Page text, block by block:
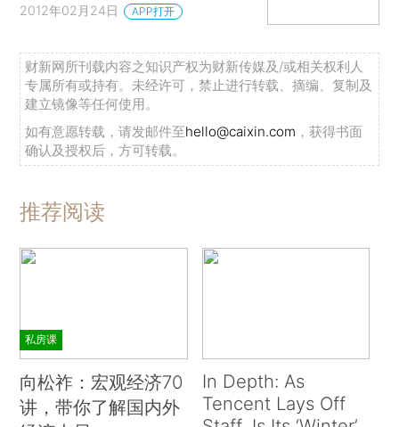
2012年02月24日 APP打开
财新网所刊载内容之知识产权为财新传媒及/或相关权利人
专属所有或持有。未经许可，禁止进行转载、摘编、复制及
建立镜像等任何使用。
如有意愿转载，请发邮件至hello@caixin.com ，获得书面
确认及授权后，方可转载。
推荐阅读
私房课
向松祚：宏观经济70
讲，带你了解国内外
In Depth: As
Tencent Lays Off